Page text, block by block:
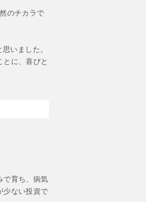
のチカラで
いました。
に、喜びと
で育ち、病気
少ない投資で